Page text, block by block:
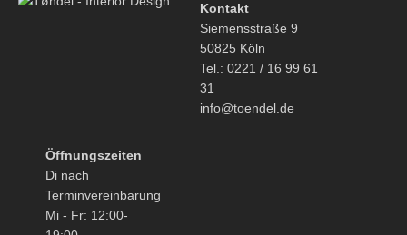
Kontakt
Siemensstraße 9
50825 Köln
Tel.: 0221 / 16 99 61
31
info@toendel.de
Öffnungszeiten
Di nach
Terminvereinbarung
Mi - Fr: 12:00-